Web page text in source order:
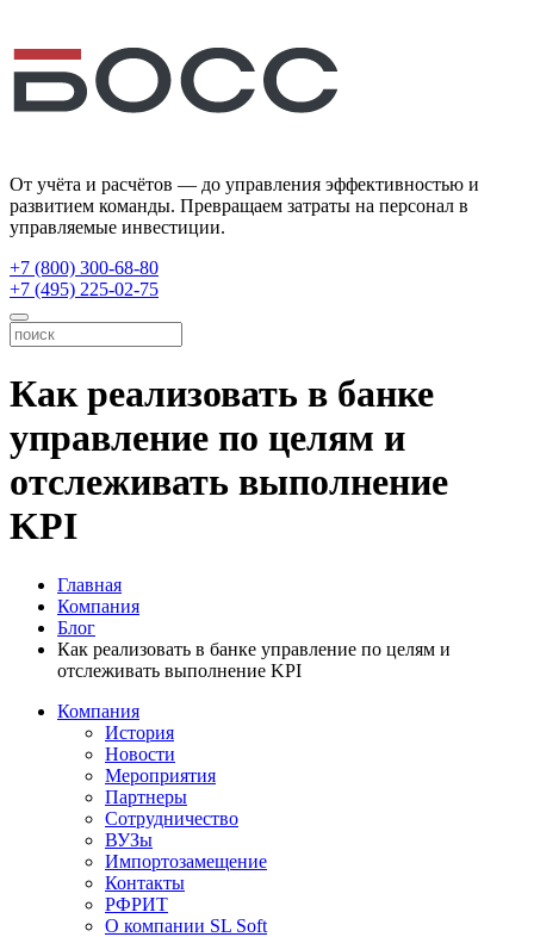
От учёта и расчётов — до управления эффективностью и
развитием команды. Превращаем затраты на персонал в
управляемые инвестиции.
+7 (800) 300-68-80
+7 (495) 225-02-75
Как реализовать в банке
управление по целям и
отслеживать выполнение
KPI
Главная
Компания
Блог
Как реализовать в банке управление по целям и
отслеживать выполнение KPI
Компания
История
Новости
Мероприятия
Партнеры
Сотрудничество
ВУЗы
Импортозамещение
Контакты
РФРИТ
О компании SL Soft